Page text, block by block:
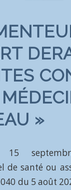
»
15
de santé ou
du 5 août